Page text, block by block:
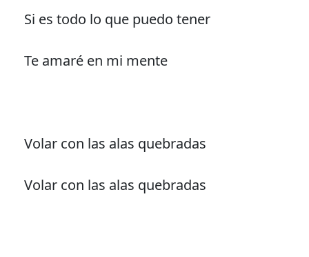
Si es todo lo que puedo tener
Te amaré en mi mente
Volar con las alas quebradas
Volar con las alas quebradas